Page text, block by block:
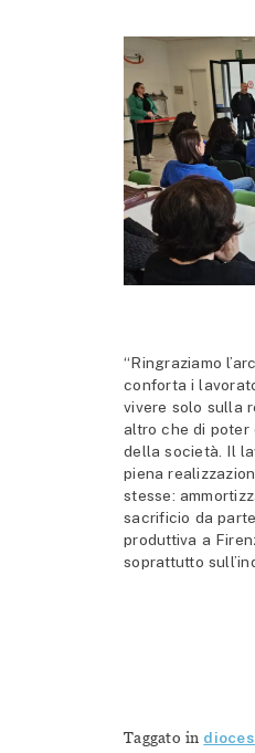
“Ringraziamo
conforta i
vivere solo sulla
altro che di poter
della società. Il
piena
stesse:
sacrificio da
produttiva a
soprattutto
Taggato in